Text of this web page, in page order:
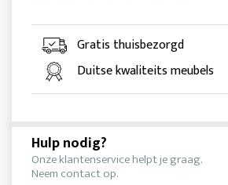
Gratis thuisbezorgd
Duitse kwaliteits meubels
Hulp nodig?
Onze klantenservice helpt je graag.
Neem contact op.